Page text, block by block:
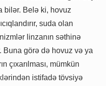
bilər. Belə ki, hovuz
suda olan
linzanın səthinə
Buna görə də hovuz və ya
çıxarılması, mümkün
istifadə tövsiyə